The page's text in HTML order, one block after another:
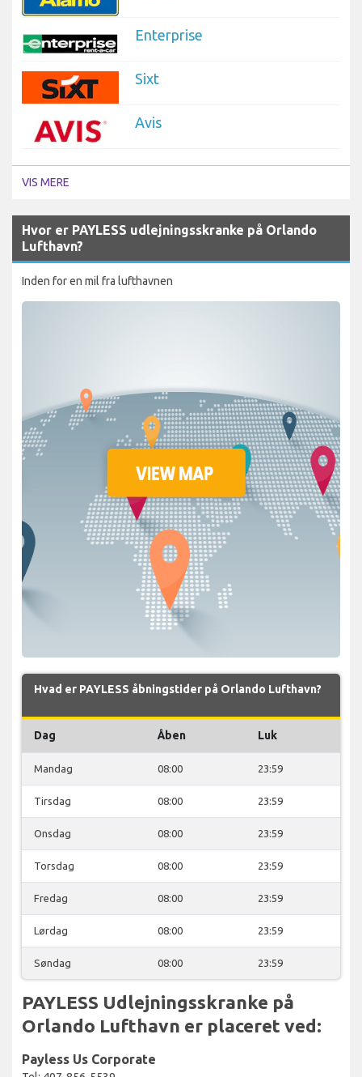
Enterprise
Sixt
Avis
VIS MERE
Hvor er PAYLESS udlejningsskranke på Orlando
Lufthavn?
Inden for en mil fra lufthavnen
Hvad er PAYLESS åbningstider på Orlando Lufthavn?
Dag Åben Luk
Mandag 08:00 23:59
Tirsdag 08:00 23:59
Onsdag 08:00 23:59
Torsdag 08:00 23:59
Fredag 08:00 23:59
Lørdag 08:00 23:59
Søndag 08:00 23:59
PAYLESS Udlejningsskranke på
Orlando Lufthavn er placeret ved:
Payless Us Corporate